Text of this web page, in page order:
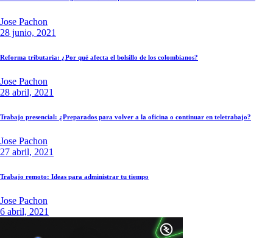
Jose Pachon
28 junio, 2021
Reforma tributaria: ¿Por qué afecta el bolsillo de los colombianos?
Jose Pachon
28 abril, 2021
Trabajo presencial: ¿Preparados para volver a la oficina o continuar en teletrabajo?
Jose Pachon
27 abril, 2021
Trabajo remoto: Ideas para administrar tu tiempo
Jose Pachon
6 abril, 2021